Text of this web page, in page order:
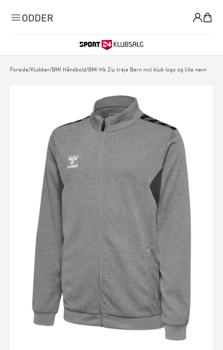
ODDER
Forside/Klubber/BMI Håndbold/BMI Hb Zip trøje Børn incl klub logo og lille navn